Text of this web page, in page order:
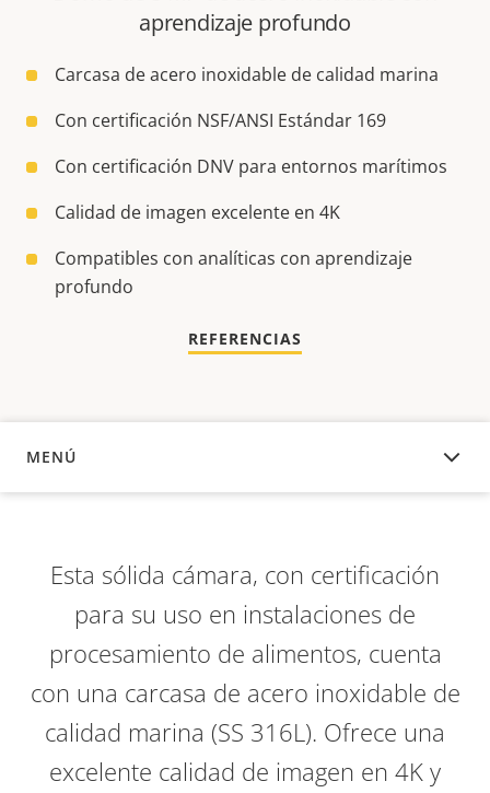
aprendizaje profundo
Carcasa de acero inoxidable de calidad marina
Con certificación NSF/ANSI Estándar 169
Con certificación DNV para entornos marítimos
Calidad de imagen excelente en 4K
Compatibles con analíticas con aprendizaje
profundo
REFERENCIAS
MENÚ
DESCRIPCIÓN
Esta sólida cámara, con certificación
para su uso en instalaciones de
procesamiento de alimentos, cuenta
con una carcasa de acero inoxidable de
calidad marina (SS 316L). Ofrece una
excelente calidad de imagen en 4K y